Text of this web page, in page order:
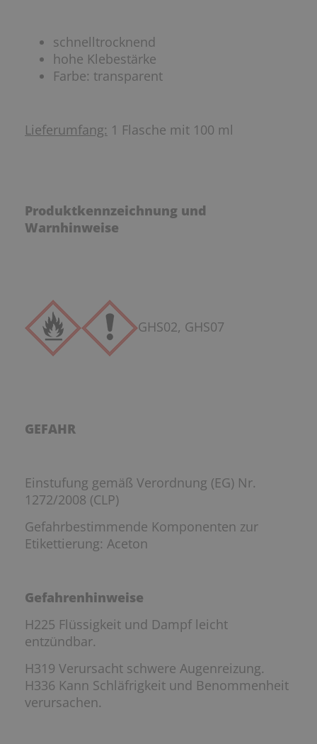
schnelltrocknend
hohe Klebestärke
Farbe: transparent
Lieferumfang: 1 Flasche mit 100 ml
Produktkennzeichnung und
Warnhinweise
GHS02, GHS07
GEFAHR
Einstufung gemäß Verordnung (EG) Nr.
1272/2008 (CLP)
Gefahrbestimmende Komponenten zur
Etikettierung: Aceton
Gefahrenhinweise
H225 Flüssigkeit und Dampf leicht
entzündbar.
H319 Verursacht schwere Augenreizung.
H336 Kann Schläfrigkeit und Benommenheit
verursachen.